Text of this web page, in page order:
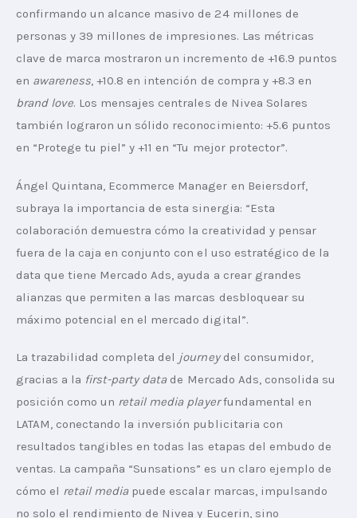
confirmando un alcance masivo de 24 millones de
personas y 39 millones de impresiones. Las métricas
clave de marca mostraron un incremento de +16.9 puntos
en awareness, +10.8 en intención de compra y +8.3 en
brand love. Los mensajes centrales de Nivea Solares
también lograron un sólido reconocimiento: +5.6 puntos
en “Protege tu piel” y +11 en “Tu mejor protector”.
Ángel Quintana, Ecommerce Manager en Beiersdorf,
subraya la importancia de esta sinergia: “Esta
colaboración demuestra cómo la creatividad y pensar
fuera de la caja en conjunto con el uso estratégico de la
data que tiene Mercado Ads, ayuda a crear grandes
alianzas que permiten a las marcas desbloquear su
máximo potencial en el mercado digital”.
La trazabilidad completa del journey del consumidor,
gracias a la first-party data de Mercado Ads, consolida su
posición como un retail media player fundamental en
LATAM, conectando la inversión publicitaria con
resultados tangibles en todas las etapas del embudo de
ventas. La campaña “Sunsations” es un claro ejemplo de
cómo el retail media puede escalar marcas, impulsando
no solo el rendimiento de Nivea y Eucerin, sino